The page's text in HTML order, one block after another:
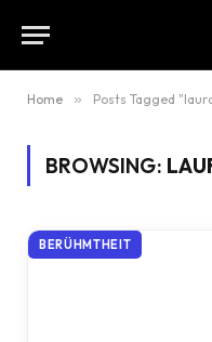
Home » Posts Tagged
BROWSING:
BERÜHMTHEIT